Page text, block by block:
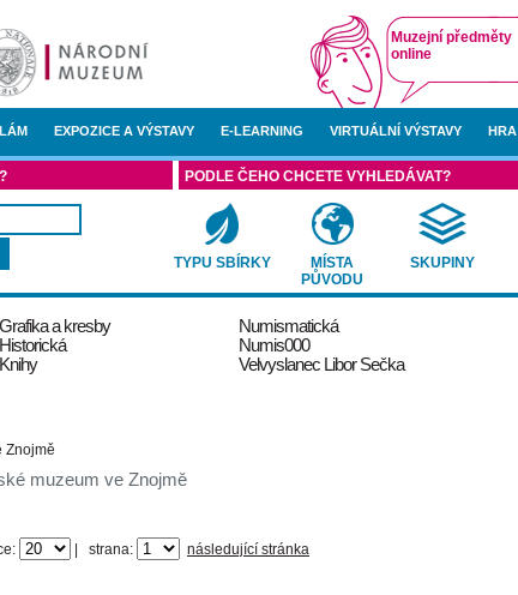
Muzejní předměty
online
EXPOZICE A VÝSTAVY E-LEARNING VIRTUÁLNÍ VÝSTAVY HRA
PODLE ČEHO CHCETE VYHLEDÁVAT?
TYPU SBÍRKY
MÍSTA
PŮVODU
SKUPINY
Grafika a kresby
Historická
Knihy
Numismatická
Numis000
Velvyslanec Libor Sečka
Znojmě
muzeum ve Znojmě
strana: následující stránka